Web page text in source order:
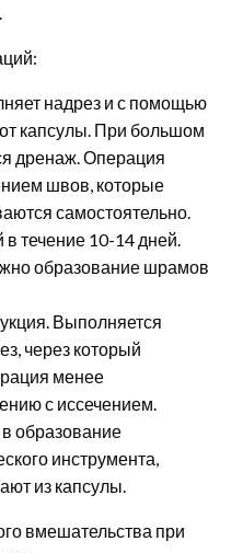
надрез и с помощью
капсулы. При большом
дренаж. Операция
швов, которые
самостоятельно.
в течение 10-14 дней.
образование шрамов
Выполняется
через который
менее
с иссечением.
образование
инструмента,
из капсулы.
вмешательства при